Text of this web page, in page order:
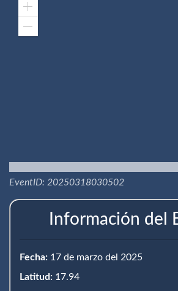
Zoom
EventID: 20250318030502
Información del
Fecha: 17 de marzo del 2025
Latitud: 17.94